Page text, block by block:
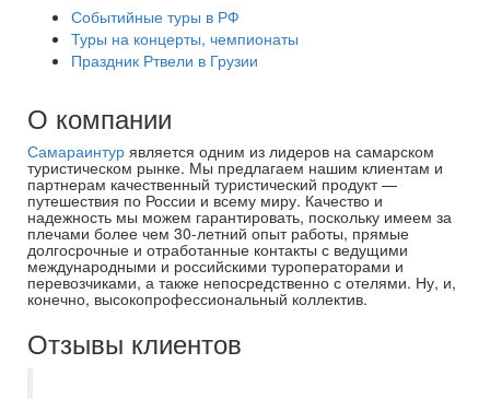
Событийные туры в РФ
Туры на концерты, чемпионаты
Праздник Ртвели в Грузии
О компании
Самараинтур является одним из лидеров на самарском
туристическом рынке. Мы предлагаем нашим клиентам и
партнерам качественный туристический продукт —
путешествия по России и всему миру. Качество и
надежность мы можем гарантировать, поскольку имеем за
плечами более чем 30-летний опыт работы, прямые
долгосрочные и отработанные контакты с ведущими
международными и российскими туроператорами и
перевозчиками, а также непосредственно с отелями. Ну, и,
конечно, высокопрофессиональный коллектив.
Отзывы клиентов